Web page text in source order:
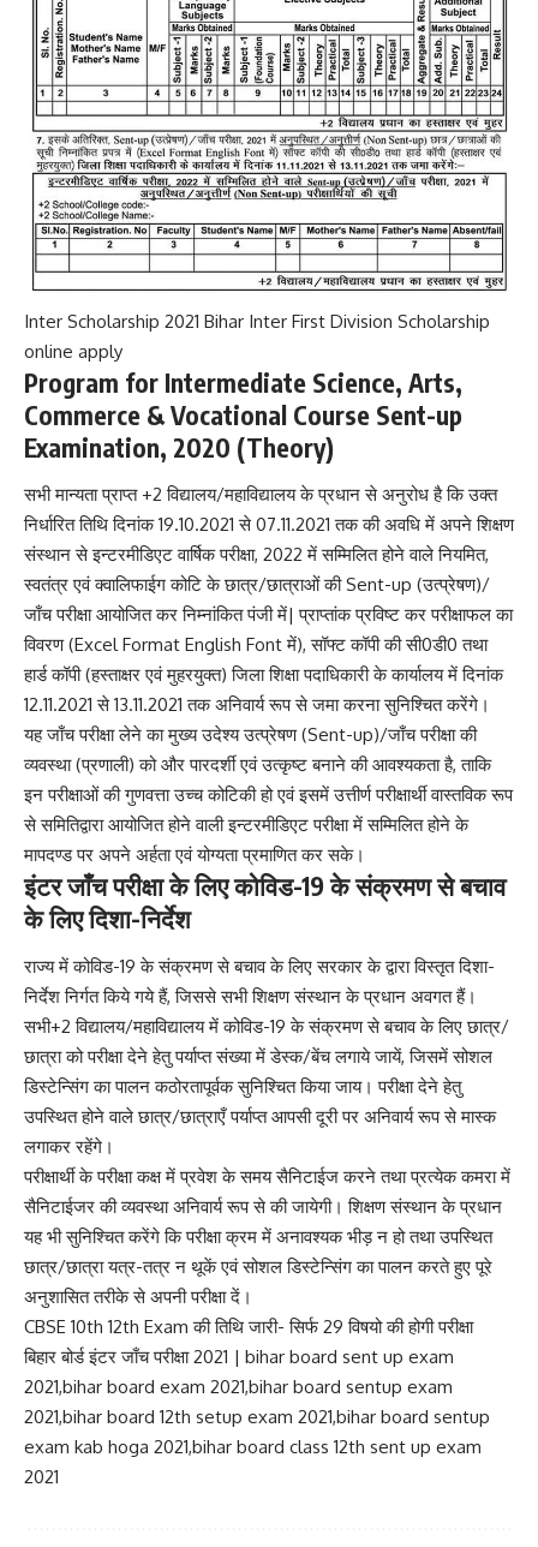
Inter Scholarship 2021 Bihar Inter First Division Scholarship
online apply
Program for Intermediate Science, Arts,
Commerce & Vocational Course Sent-up
Examination, 2020 (Theory)
सभी मान्यता प्राप्त +2 विद्यालय/महाविद्यालय के प्रधान से अनुरोध है कि उक्त
निर्धारित तिथि दिनांक 19.10.2021 से 07.11.2021 तक की अवधि में अपने शिक्षण
संस्थान से इन्टरमीडिएट वार्षिक परीक्षा, 2022 में सम्मिलित होने वाले नियमित,
स्वतंत्र एवं क्वालिफाईग कोटि के छात्र/छात्राओं की Sent-up (उत्प्रेषण)/
जाँच परीक्षा आयोजित कर निम्नांकित पंजी में| प्राप्तांक प्रविष्ट कर परीक्षाफल का
विवरण (Excel Format English Font में), सॉफ्ट कॉपी की सी0डी0 तथा
हार्ड कॉपी (हस्ताक्षर एवं मुहरयुक्त) जिला शिक्षा पदाधिकारी के कार्यालय में दिनांक
12.11.2021 से 13.11.2021 तक अनिवार्य रूप से जमा करना सुनिश्चित करेंगे।
यह जाँच परीक्षा लेने का मुख्य उदेश्य उत्प्रेषण (Sent-up)/जाँच परीक्षा की
व्यवस्था (प्रणाली) को और पारदर्शी एवं उत्कृष्ट बनाने की आवश्यकता है, ताकि
इन परीक्षाओं की गुणवत्ता उच्च कोटिकी हो एवं इसमें उत्तीर्ण परीक्षार्थी वास्तविक रूप
से समितिद्वारा आयोजित होने वाली इन्टरमीडिएट परीक्षा में सम्मिलित होने के
मापदण्ड पर अपने अर्हता एवं योग्यता प्रमाणित कर सके।
इंटर जाँच परीक्षा के लिए कोविड-19 के संक्रमण से बचाव
के लिए दिशा-निर्देश
राज्य में कोविड-19 के संक्रमण से बचाव के लिए सरकार के द्वारा विस्तृत दिशा-
निर्देश निर्गत किये गये हैं, जिससे सभी शिक्षण संस्थान के प्रधान अवगत हैं।
सभी+2 विद्यालय/महाविद्यालय में कोविड-19 के संक्रमण से बचाव के लिए छात्र/
छात्रा को परीक्षा देने हेतु पर्याप्त संख्या में डेस्क/बेंच लगाये जायें, जिसमें सोशल
डिस्टेन्सिंग का पालन कठोरतापूर्वक सुनिश्चित किया जाय। परीक्षा देने हेतु
उपस्थित होने वाले छात्र/छात्राएँ पर्याप्त आपसी दूरी पर अनिवार्य रूप से मास्क
लगाकर रहेंगे।
परीक्षार्थी के परीक्षा कक्ष में प्रवेश के समय सैनिटाईज करने तथा प्रत्येक कमरा में
सैनिटाईजर की व्यवस्था अनिवार्य रूप से की जायेगी। शिक्षण संस्थान के प्रधान
यह भी सुनिश्चित करेंगे कि परीक्षा क्रम में अनावश्यक भीड़ न हो तथा उपस्थित
छात्र/छात्रा यत्र-तत्र न थूकें एवं सोशल डिस्टेन्सिंग का पालन करते हुए पूरे
अनुशासित तरीके से अपनी परीक्षा दें।
CBSE 10th 12th Exam की तिथि जारी- सिर्फ 29 विषयो की होगी परीक्षा
बिहार बोर्ड इंटरजाँच परीक्षा 2021 | bihar board sent up exam
2021,bihar board exam 2021,bihar board sentup exam
2021,bihar board 12th setup exam 2021,bihar board sentup
exam kab hoga 2021,bihar board class 12th sent up exam
2021